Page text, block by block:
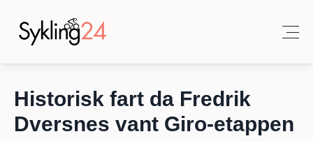
Historisk fart da Fredrik
Dversnes vant Giro-etappen